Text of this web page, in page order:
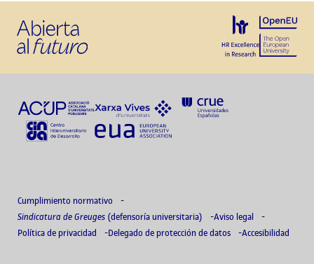
Cumplimiento normativo
Sindicatura de Greuges (defensoría universitaria)
Aviso legal
Política de privacidad
Delegado de protección de datos Accesibilidad